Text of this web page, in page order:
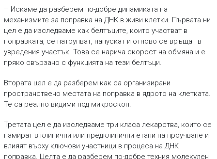
– Искаме да разберем по-добре динамиката на
механизмите за поправка на ДНК в живи клетки. Първата ни
цел е да изследваме как белтъците, които участват в
поправката, се натрупват, напускат и отново се връщат в
увредения участък. Това се нарича скорост на обмяна и е
пряко свързано с функцията на тези белтъци.
Втората цел е да разберем как са организирани
пространствено местата на поправка в ядрото на клетката.
Те са реално видими под микроскоп.
Третата цел е да изследваме три класа лекарства, които се
намират в клинични или предклинични етапи на проучване и
влияят върху ключови участници в процеса на ДНК
поправка. Целта е да разберем по-добре техния молекулен